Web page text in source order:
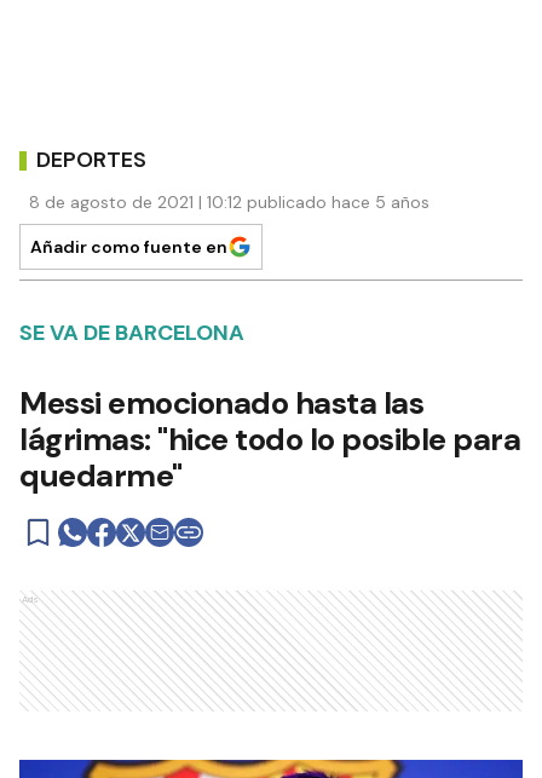
DEPORTES
8 de agosto de 2021 | 10:12 publicado hace 5 años
Añadir como fuente en
SE VA DE BARCELONA
Messi emocionado hasta las
lágrimas: "hice todo lo posible para
quedarme"
Ads